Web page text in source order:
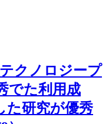
クノロジープ
でた利用成
た研究が優秀